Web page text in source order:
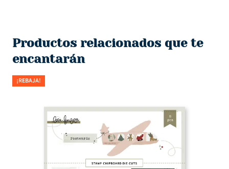
Productos relacionados que te
encantarán
¡REBAJA!